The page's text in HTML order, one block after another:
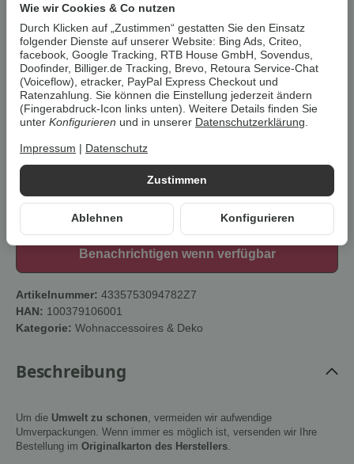
wie Beulen, Brüche und Kratzer aufweisen, die sich
nicht auf die Funktion auswirken. Die Verpackung kann
fehlen oder beschädigt sein.
Garantie & Gewährleistung:
Auf alle unsere Artikel erhalten Sie eine12-monatige
Retoura-Garantie– als zusätzliche Sicherheit über
den Kauf hinaus. Ihre gesetzlichen
selbstverständlich unberührt.
Artikel zurzeit vergriffen
Benachrichtigen wenn verfügbar
Artikelnummer: 4335753094782Z7
HAN: 100379106001
Kategorie: Wohnaccessoires & Deko
Beschreibung
Um die Umwelt zu schonen, vermeiden wir aufwendige
Umverpackungen. Wenn immer es möglich ist, versenden wir Ihre
Bestellung im Originalkarton des Herstellers.
Zustimmen
Ablehnen Konfigurieren
Wie wir Cookies & Co nutzen
Durch Klicken auf „Zustimmen“ gestatten Sie den Einsatz
folgender Dienste auf unserer Website: Bing Ads, Criteo,
facebook, Google Tracking, RTB House GmbH, Sovendus,
Doofinder, Billiger.de Tracking, Brevo, Retoura Service-Chat
(Voiceflow), etracker, PayPal Express Checkout und
Ratenzahlung. Sie können die Einstellung jederzeit ändern
(Fingerabdruck-Icon links unten). Weitere Details finden Sie
unter Konfigurieren und in unserer Datenschutzerklärung
Impressum Datenschutz